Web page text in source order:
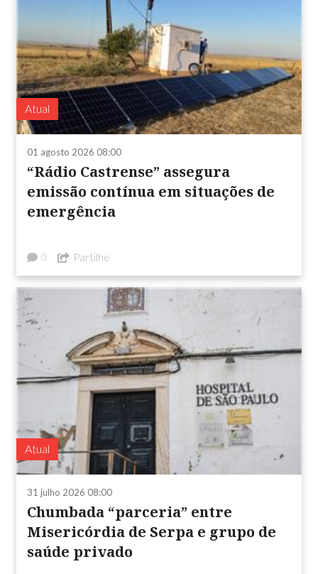
Atual
01 agosto 2026 08:00
“Rádio Castrense” assegura
emissão contínua em situações de
emergência
0 Partilhe
Atual
31 julho 2026 08:00
Chumbada “parceria” entre
Misericórdia de Serpa e grupo de
saúde privado